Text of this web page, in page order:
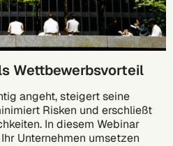
Wettbewerbsvorteil
angeht, steigert seine
Risken und erschließt
In diesem Webinar
Unternehmen umsetzen